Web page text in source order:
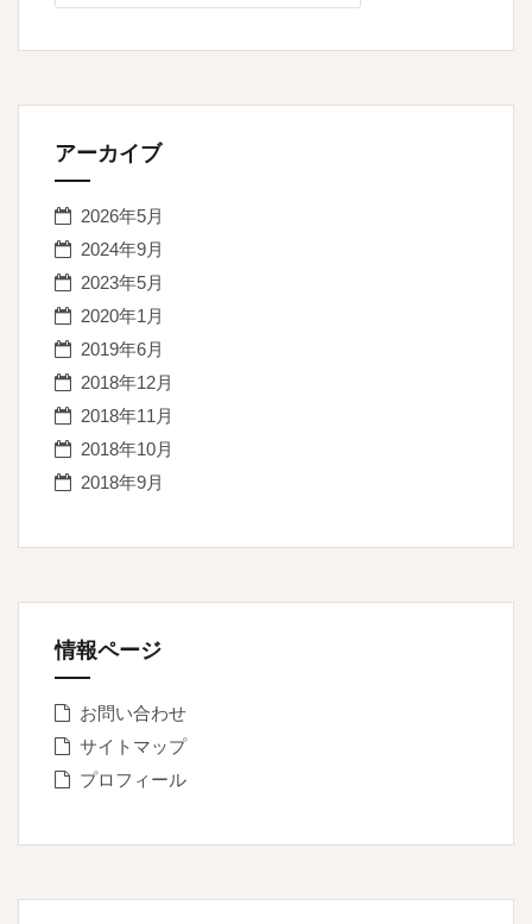
アーカイブ
2026年5月
2024年9月
2023年5月
2020年1月
2019年6月
2018年12月
2018年11月
2018年10月
2018年9月
情報ページ
お問い合わせ
サイトマップ
プロフィール